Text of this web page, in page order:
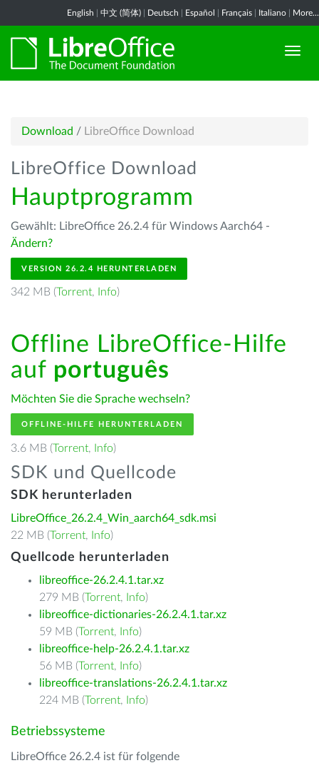
English 中文 (简体) Deutsch Español Français Italiano More...
Download / LibreOffice Download
LibreOffice Download
Hauptprogramm
Gewählt: LibreOffice 26.2.4 für Windows Aarch64 -
Ändern?
VERSION 26.2.4 HERUNTERLADEN
342 MB (Torrent, Info)
Offline LibreOffice-Hilfe
auf português
Möchten Sie die Sprache wechseln?
OFFLINE-HILFE HERUNTERLADEN
3.6 MB (Torrent, Info)
SDK und Quellcode
SDK herunterladen
LibreOffice_26.2.4_Win_aarch64_sdk.msi
22 MB (Torrent, Info)
Quellcode herunterladen
libreoffice-26.2.4.1.tar.xz
279 MB (Torrent, Info)
libreoffice-dictionaries-26.2.4.1.tar.xz
59 MB (Torrent, Info)
libreoffice-help-26.2.4.1.tar.xz
56 MB (Torrent, Info)
libreoffice-translations-26.2.4.1.tar.xz
224 MB (Torrent, Info)
Betriebssysteme
LibreOffice 26.2.4 ist für folgende